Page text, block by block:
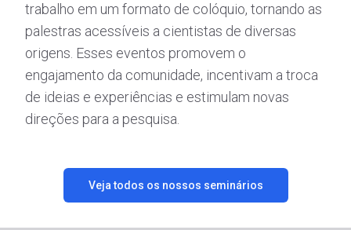
trabalho em um formato de colóquio, tornando as
palestras acessíveis a cientistas de diversas
origens. Esses eventos promovem o
engajamento da comunidade, incentivam a troca
de ideias e experiências e estimulam novas
direções para a pesquisa.
Veja todos os nossos seminários